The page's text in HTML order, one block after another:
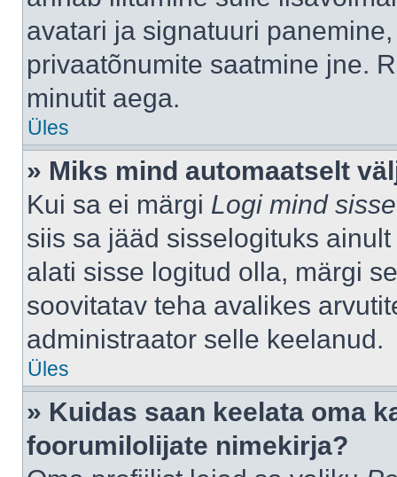
avatari ja signatuuri
privaatõnumite saatmine jne.
minutit aega.
Üles
» Miks mind automaatselt
Kui sa ei märgi Logi mind
siis sa jääd sisselogituks
alati sisse logitud olla, märgi
soovitatav teha avalikes
administraator selle keelanud.
Üles
» Kuidas saan keelata oma
foorumilolijate nimekirja?